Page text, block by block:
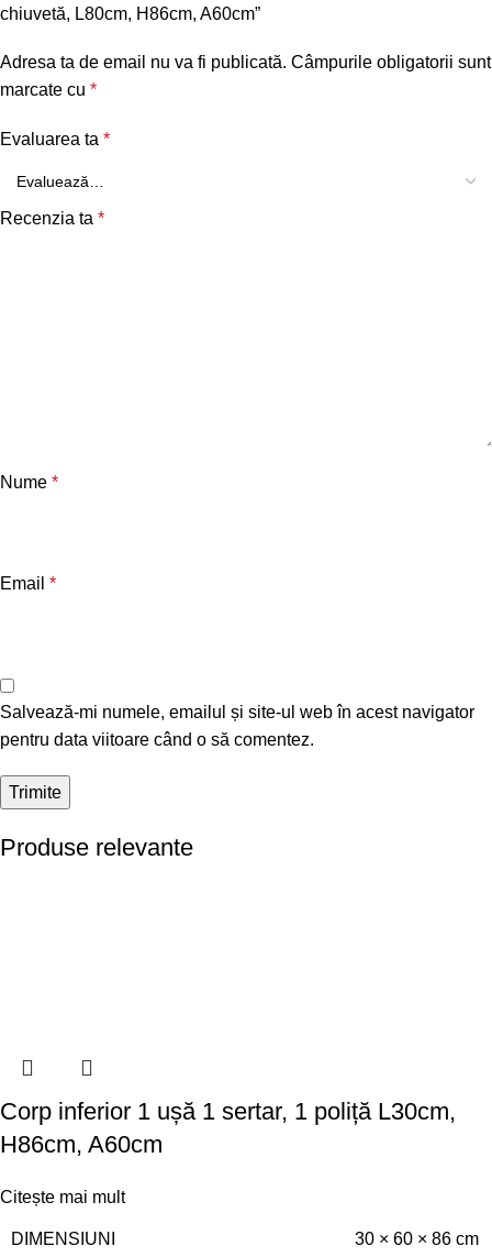
chiuvetă, L80cm, H86cm, A60cm”
Adresa ta de email nu va fi publicată. Câmpurile obligatorii sunt
marcate cu *
Evaluarea ta *
Recenzia ta *
Nume *
Email *
Salvează-mi numele, emailul și site-ul web în acest navigator
pentru data viitoare când o să comentez.
Produse relevante
Corp inferior 1 ușă 1 sertar, 1 poliță L30cm,
H86cm, A60cm
Citește mai mult
DIMENSIUNI 30 × 60 × 86 cm